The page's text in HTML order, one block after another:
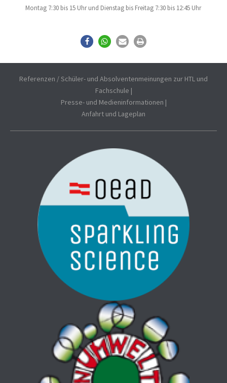
Montag 7:30 bis 15 Uhr und Dienstag bis Freitag 7:30 bis 12:45 Uhr
Referenzen / Schüler- und Absolventenmeinungen zur HTL und
Fachschule |
Presse- und Medieninformationen |
Anfahrt und Lageplan